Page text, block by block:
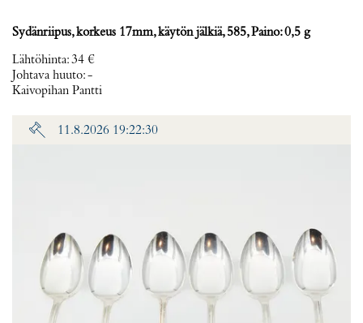
Sydänriipus, korkeus 17mm, käytön jälkiä, 585, Paino: 0,5 g
Lähtöhinta:34 €
Johtava huuto:-
Kaivopihan Pantti
11.8.2026 19:22:30